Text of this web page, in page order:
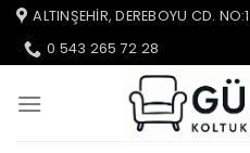
İçeriğe
atla
ALTINŞEHIR, DEREBOYU CD.
0 543 265 72 28